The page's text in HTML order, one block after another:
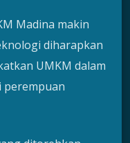
Madina makin
diharapkan
UMKM dalam
perempuan